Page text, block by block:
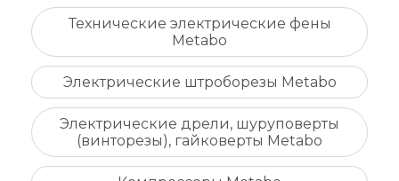
Технические электрические фены
Metabo
Электрические штроборезы Metabo
Электрические дрели, шуруповерты
(винторезы), гайковерты Metabo